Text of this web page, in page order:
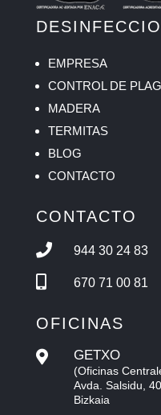
EMPRESA
CONTROL DE
MADERA
TERMITAS
BLOG
CONTACTO
CONTACTO
 944 30 24 83
 670 71 00 81
OFICINAS
 GETXO
(Oficinas
Avda. Salsidu,
Bizkaia